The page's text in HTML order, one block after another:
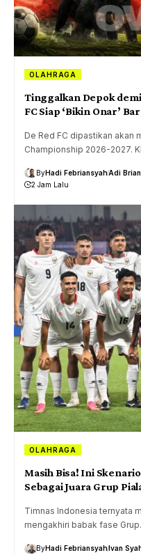
OLAHRAGA
Tinggalkan Depok
FC Siap ‘Bikin Onar’
De Red FC dipastikan akan
Championship 2026-2027.
ByHadi FebriansyahAdi
2 Jam Lalu
OLAHRAGA
Masih Bisa! Ini
Sebagai Juara Grup
Timnas Indonesia ternyata
mengakhiri babak fase
ByHadi FebriansyahIvan